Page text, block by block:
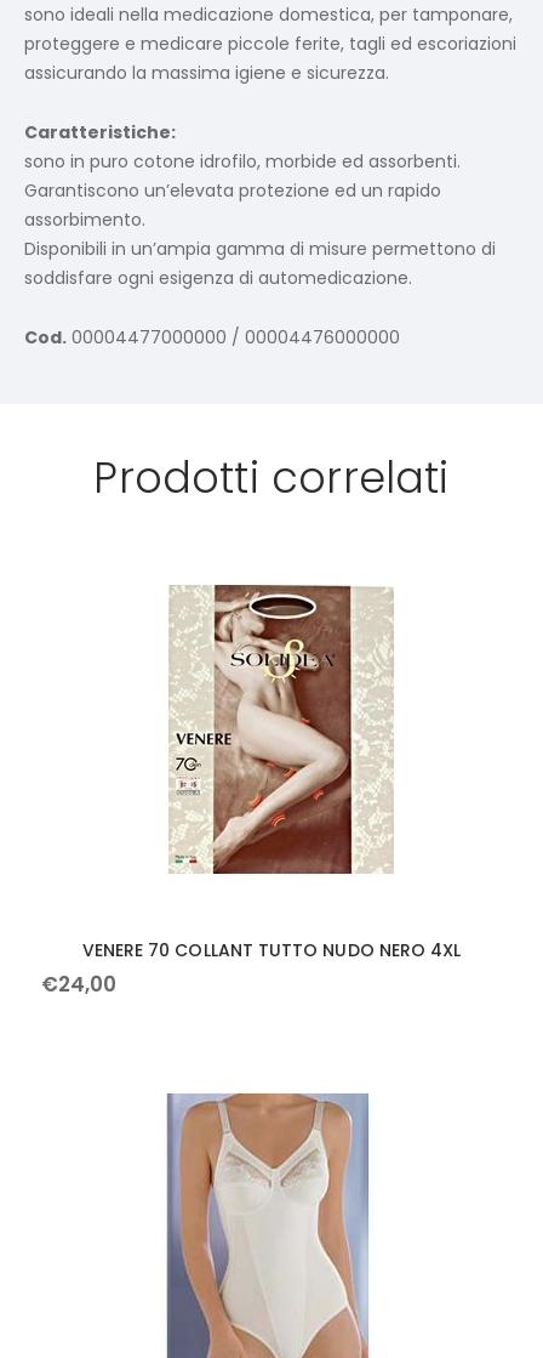
sono ideali nella medicazione domestica, per tamponare,
proteggere e medicare piccole ferite, tagli ed escoriazioni
assicurando la massima igiene e sicurezza.
Caratteristiche:
sono in puro cotone idrofilo, morbide ed assorbenti.
Garantiscono un’elevata protezione ed un rapido
assorbimento.
Disponibili in un’ampia gamma di misure permettono di
soddisfare ogni esigenza di automedicazione.
Cod. 00004477000000 / 00004476000000
Prodotti correlati
VENERE 70 COLLANT TUTTO NUDO NERO 4XL
€24,00